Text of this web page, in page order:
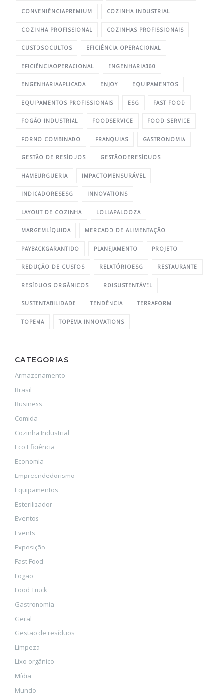
CONVENIÊNCIAPREMIUM COZINHA INDUSTRIAL
COZINHA PROFISSIONAL COZINHAS PROFISSIONAIS
CUSTOSOCULTOS EFICIÊNCIA OPERACIONAL
EFICIÊNCIAOPERACIONAL ENGENHARIA360
ENGENHARIAAPLICADA ENJOY EQUIPAMENTOS
EQUIPAMENTOS PROFISSIONAIS ESG FAST FOOD
FOGÃO INDUSTRIAL FOODSERVICE FOOD SERVICE
FORNO COMBINADO FRANQUIAS GASTRONOMIA
GESTÃO DE RESÍDUOS GESTÃODERESÍDUOS
HAMBURGUERIA IMPACTOMENSURÁVEL
INDICADORESESG INNOVATIONS
LAYOUT DE COZINHA LOLLAPALOOZA
MARGEMLÍQUIDA MERCADO DE ALIMENTAÇÃO
PAYBACKGARANTIDO PLANEJAMENTO PROJETO
REDUÇÃO DE CUSTOS RELATÓRIOESG RESTAURANTE
RESÍDUOS ORGÂNICOS ROISUSTENTÁVEL
SUSTENTABILIDADE TENDÊNCIA TERRAFORM
TOPEMA TOPEMA INNOVATIONS
CATEGORIAS
Armazenamento
Brasil
Business
Comida
Cozinha Industrial
Eco Eficiência
Economia
Empreendedorismo
Equipamentos
Esterilizador
Eventos
Events
Exposição
Fast Food
Fogão
Food Truck
Gastronomia
Geral
Gestão de resíduos
Limpeza
Lixo orgânico
Mídia
Mundo